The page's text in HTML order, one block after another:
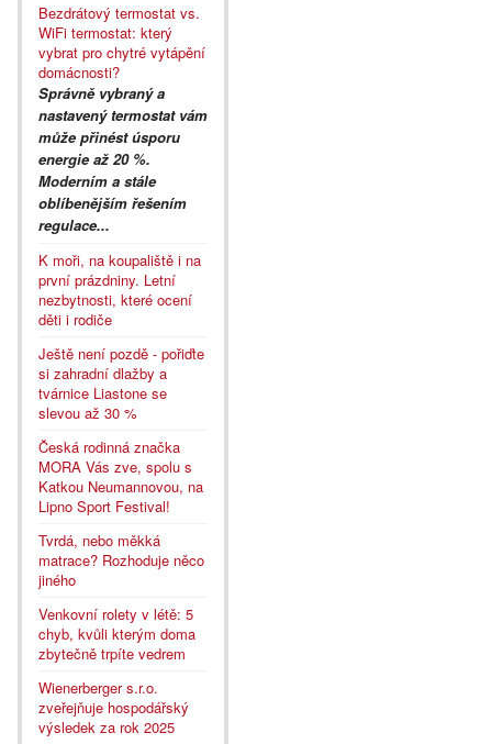
Bezdrátový termostat vs.
WiFi termostat: který
vybrat pro chytré vytápění
domácnosti?
Správně vybraný a
nastavený termostat vám
může přinést úsporu
energie až 20 %.
Moderním a stále
oblíbenějším řešením
regulace...
K moři, na koupaliště i na
první prázdniny. Letní
nezbytnosti, které ocení
děti i rodiče
Ještě není pozdě - pořiďte
si zahradní dlažby a
tvárnice Liastone se
slevou až 30 %
Česká rodinná značka
MORA Vás zve, spolu s
Katkou Neumannovou, na
Lipno Sport Festival!
Tvrdá, nebo měkká
matrace? Rozhoduje něco
jiného
Venkovní rolety v létě: 5
chyb, kvůli kterým doma
zbytečně trpíte vedrem
Wienerberger s.r.o.
zveřejňuje hospodářský
výsledek za rok 2025